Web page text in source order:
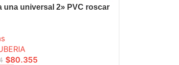
una universal 2» PVC roscar
$80.355